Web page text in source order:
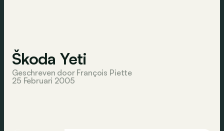
Škoda Yeti
Geschreven door François Piette
25 Februari 2005